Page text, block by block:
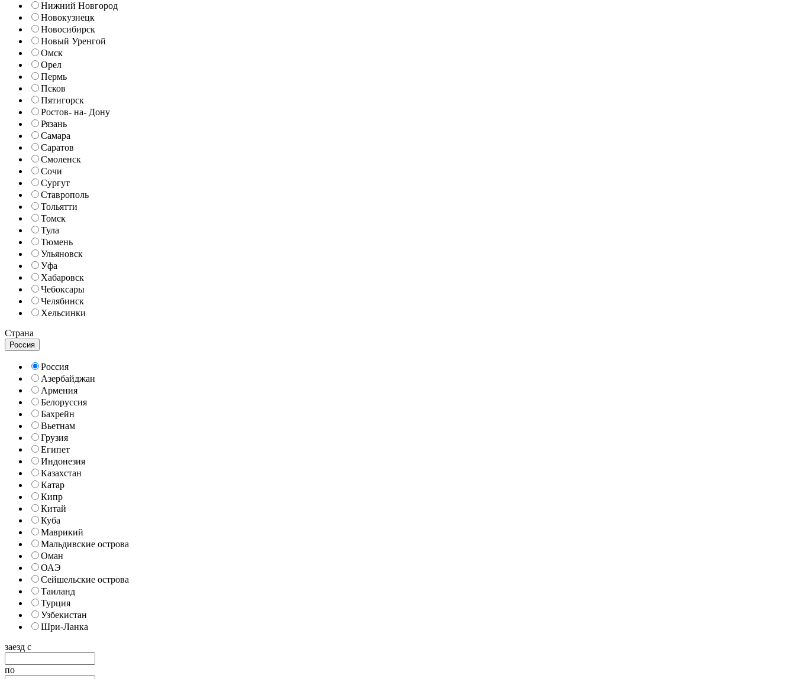
Нижний Новгород
Новокузнецк
Новосибирск
Новый Уренгой
Омск
Орел
Пермь
Псков
Пятигорск
Ростов- на- Дону
Рязань
Самара
Саратов
Смоленск
Сочи
Сургут
Ставрополь
Тольятти
Томск
Тула
Тюмень
Ульяновск
Уфа
Хабаровск
Чебоксары
Челябинск
Хельсинки
Страна
Россия
Россия
Азербайджан
Армения
Белоруссия
Бахрейн
Вьетнам
Грузия
Египет
Индонезия
Казахстан
Катар
Кипр
Китай
Куба
Маврикий
Мальдивские острова
Оман
ОАЭ
Сейшельские острова
Таиланд
Турция
Узбекистан
Шри-Ланка
заезд с
по